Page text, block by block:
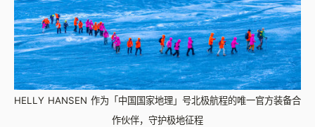
HELLY HANSEN 作为「中国国家地理」号北极航程的唯一官方装备合
作伙伴，守护极地征程